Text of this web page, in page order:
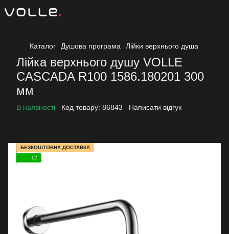
Каталог Душова програма Лійки верхнього душа
Лійка верхнього душу VOLLE
CASCADA R100 1586.180201 300
мм
В наявності Код товару: 86843 Написати відгук
БЕЗКОШТОВНА ДОСТАВКА
12